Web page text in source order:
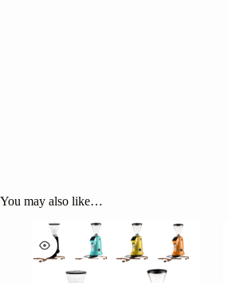
You may also like…